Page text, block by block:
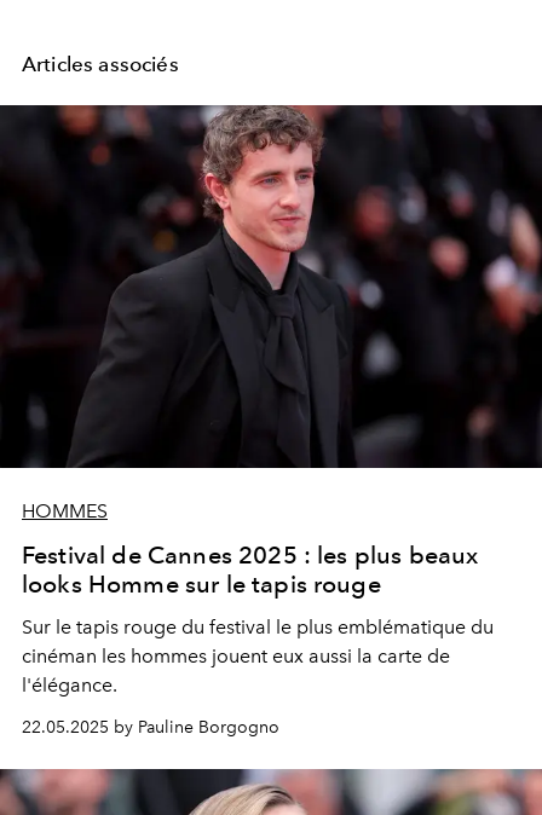
Articles associés
HOMMES
Festival de Cannes 2025 : les plus beaux
looks Homme sur le tapis rouge
Sur le tapis rouge du festival le plus emblématique du
cinéman les hommes jouent eux aussi la carte de
l'élégance.
22.05.2025 by Pauline Borgogno